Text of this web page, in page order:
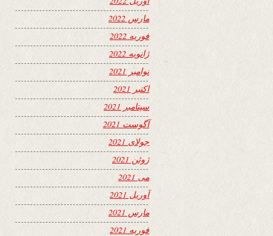
مارس 2022
فوریه 2022
ژانویه 2022
نوامبر 2021
اکتبر 2021
سپتامبر 2021
آگوست 2021
جولای 2021
ژوئن 2021
می 2021
آوریل 2021
مارس 2021
فوریه 2021